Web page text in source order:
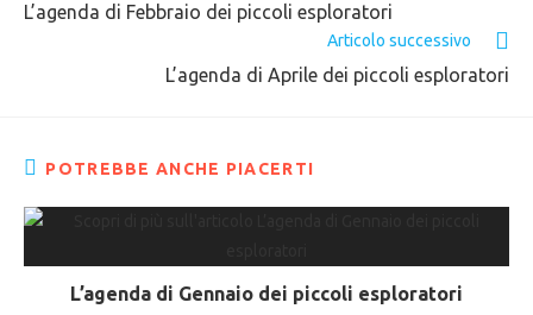
L’agenda di Febbraio dei piccoli esploratori
Articolo successivo
L’agenda di Aprile dei piccoli esploratori
POTREBBE ANCHE PIACERTI
L’agenda di Gennaio dei piccoli esploratori